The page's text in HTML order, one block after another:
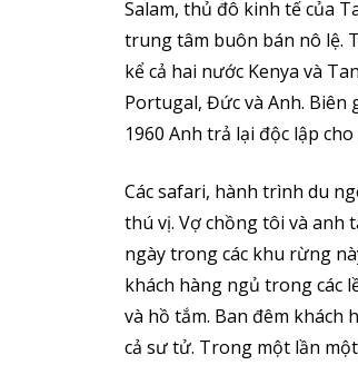
Salam, thủ đô kinh tế của
trung tâm buôn bán nô lệ.
kể cả hai nước Kenya và
Portugal, Đức và Anh. Biên
1960 Anh trả lại độc lập cho
Các safari, hành trình du
thú vị. Vợ chồng tôi và anh
ngày trong các khu rừng
khách hàng ngủ trong các
và hồ tắm. Ban đêm
cả sư tử. Trong một lần